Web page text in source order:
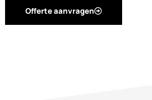
Offerte aanvragen